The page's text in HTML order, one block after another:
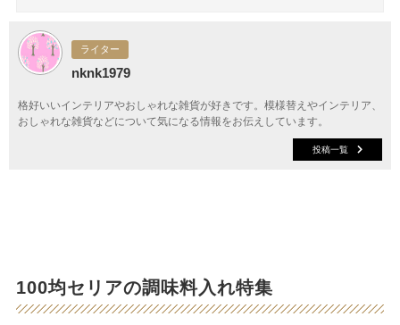
ライター
nknk1979
格好いいインテリアやおしゃれな雑貨が好きです。模様替えやインテリア、
おしゃれな雑貨などについて気になる情報をお伝えしています。
投稿一覧
100均セリアの調味料入れ特集